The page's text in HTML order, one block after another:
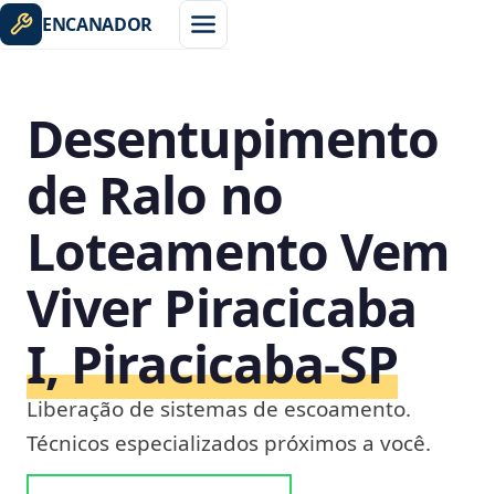
ENCANADOR
Desentupimento
de Ralo no
Loteamento Vem
Viver Piracicaba
I, Piracicaba‑SP
Liberação de sistemas de escoamento.
Técnicos especializados próximos a você.